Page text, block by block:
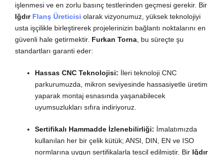
işlenmesi ve en zorlu basınç testlerinden geçmesi gerekir. Bir
Iğdır Flanş Üreticisi olarak vizyonumuz, yüksek teknolojiyi
usta işçilikle birleştirerek projelerinizin bağlantı noktalarını en
güvenli hale getirmektir. Furkan Torna , bu süreçte şu
standartları garanti eder:
Hassas CNC Teknolojisi: İleri teknoloji CNC
parkurumuzda, mikron seviyesinde hassasiyetle üretim
yaparak montaj esnasında yaşanabilecek
uyumsuzlukları sıfıra indiriyoruz.
Sertifikalı Hammadde İzlenebilirliği: İmalatımızda
kullanılan her bir çelik kütük; ANSI, DIN, EN ve ISO
normlarına uygun sertifikalarla tescil edilmiştir. Bir Iğdır